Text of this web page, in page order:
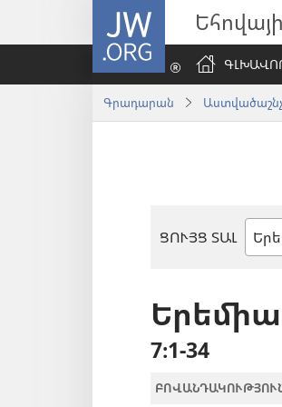
JW.ORG
Գրադարան
ՑՈՒՅՑ ՏԱԼ
Երեմիա
7։1-34